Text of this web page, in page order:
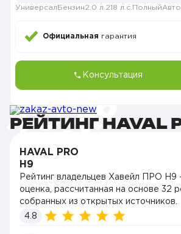
Универсал Бензин2.0 л. 218 л.с. Полный
Официальная гарантия
Консультация
РЕЙТИНГ HAVAL
HAVAL PRO
H9
Рейтинг владельцев Хавейл ПРО H9
оценка, рассчитанная на основе 32
собранных из открытых источников.
4.8